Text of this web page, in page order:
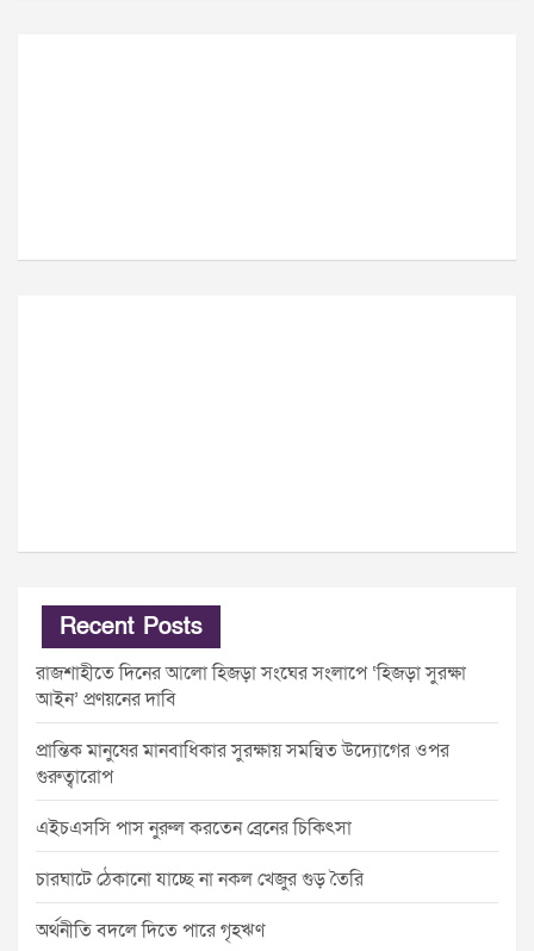
Recent Posts
রাজশাহীতে দিনের আলো হিজড়া সংঘের সংলাপে ‘হিজড়া সুরক্ষা
আইন’ প্রণয়নের দাবি
প্রান্তিক মানুষের মানবাধিকার সুরক্ষায় সমন্বিত উদ্যোগের ওপর
গুরুত্বারোপ
এইচএসসি পাস নুরুল করতেন ব্রেনের চিকিৎসা
চারঘাটে ঠেকানো যাচ্ছে না নকল খেজুর গুড় তৈরি
অর্থনীতি বদলে দিতে পারে গৃহঋণ